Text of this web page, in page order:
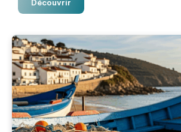
Découvrir
de
:
L’Art
de
Raconter
et
Préserver
vos